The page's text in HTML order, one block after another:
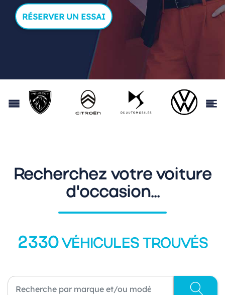
RÉSERVER UN ESSAI
Recherchez votre voiture
d'occasion...
2330 VÉHICULES TROUVÉS